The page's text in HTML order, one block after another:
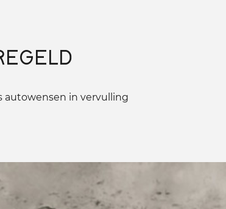
autowensen in vervulling